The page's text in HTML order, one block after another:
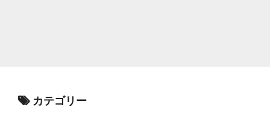
カテゴリー